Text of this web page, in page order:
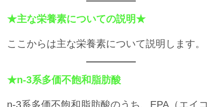
★主な栄養素についての説明★
ここからは主な栄養素について説明します。
★n-3系多価不飽和脂肪酸
n-3系多価不飽和脂肪酸のうち、EPA（エイコ